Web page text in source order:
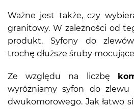
Ważne jest także, czy
granitowy. W zależności od
produkt. Syfony do
trochę dłuższe śruby
Ze względu na liczbę
wyróżniamy syfon do zlewu
dwukomorowego. Jak łatwo